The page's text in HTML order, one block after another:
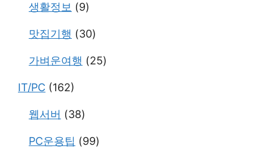
생활정보 (9)
맛집기행 (30)
가벼운여행 (25)
IT/PC (162)
웹서버 (38)
PC운용팁 (99)